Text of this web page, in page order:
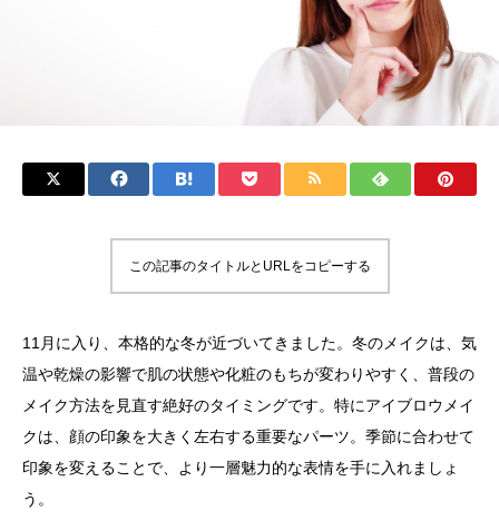
この記事のタイトルとURLをコピーする
11月に入り、本格的な冬が近づいてきました。冬のメイクは、気
温や乾燥の影響で肌の状態や化粧のもちが変わりやすく、普段の
メイク方法を見直す絶好のタイミングです。特にアイブロウメイ
クは、顔の印象を大きく左右する重要なパーツ。季節に合わせて
印象を変えることで、より一層魅力的な表情を手に入れましょ
う。